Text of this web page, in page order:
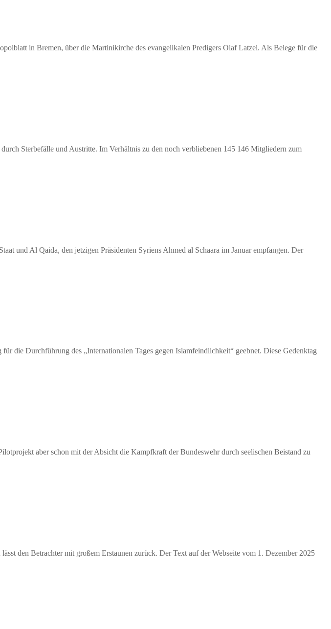
in Bremen, über die Martinikirche des evangelikalen Predigers Olaf Latzel. Als Belege für die
Sterbefälle und Austritte. Im Verhältnis zu den noch verbliebenen 145 146 Mitgliedern zum
und Al Qaida, den jetzigen Präsidenten Syriens Ahmed al Schaara im Januar empfangen. Der
die Durchführung des „Internationalen Tages gegen Islamfeindlichkeit“ geebnet. Diese Gedenktag
aber schon mit der Absicht die Kampfkraft der Bundeswehr durch seelischen Beistand zu
den Betrachter mit großem Erstaunen zurück. Der Text auf der Webseite vom 1. Dezember 2025